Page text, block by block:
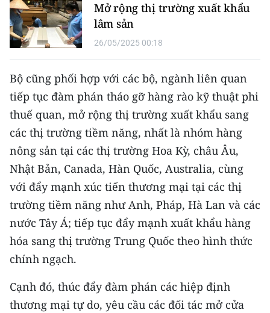
Mở rộng thị trường xuất khẩu
lâm sản
26/05/2025 00:18
Bộ cũng phối hợp với các bộ, ngành liên quan
tiếp tục đàm phán tháo gỡ hàng rào kỹ thuật phi
thuế quan, mở rộng thị trường xuất khẩu sang
các thị trường tiềm năng, nhất là nhóm hàng
nông sản tại các thị trường Hoa Kỳ, châu Âu,
Nhật Bản, Canada, Hàn Quốc, Australia, cùng
với đẩy mạnh xúc tiến thương mại tại các thị
trường tiềm năng như Anh, Pháp, Hà Lan và các
nước Tây Á; tiếp tục đẩy mạnh xuất khẩu hàng
hóa sang thị trường Trung Quốc theo hình thức
chính ngạch.
Cạnh đó, thúc đẩy đàm phán các hiệp định
thương mại tự do, yêu cầu các đối tác mở cửa